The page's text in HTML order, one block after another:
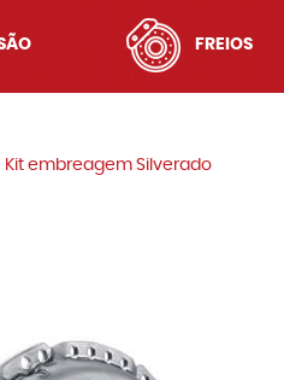
FREIOS
Kit embreagem Silverado